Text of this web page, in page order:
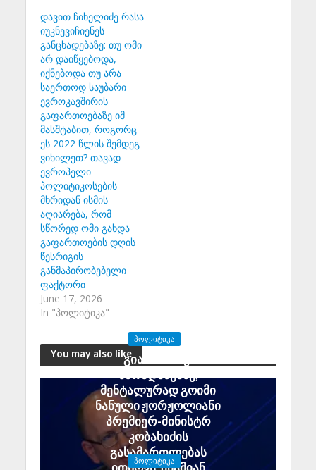
დავით ჩიხელიძე რასა
იუკნევიჩიენეს
განცხადებაზე: თუ ომი
არ დაიწყებოდა,
იქნებოდა თუ არა
საერთოდ საუბარი
ევროკავშირის
გაფართოებაზე იმ
მასშტაბით, როგორც
ეს 2022 წლის შემდეგ
ვიხილეთ? თავად
ევროპელი
პოლიტიკოსების
მხრიდან ისმის
აღიარება, რომ
სწორედ ომი გახდა
გაფართოების დღის
წესრიგის
განმაპირობებელი
ფაქტორი
June 17, 2026
In "პოლიტიკა"
You may also like
ᲞᲝᲚᲘᲢᲘᲙᲐ
გია აბაშიძე:
მენტალურად გოიმი
ნანული ჟორჟოლიანი
პრემიერ-მინისტრ
კობახიძის
გასამართლებას
ᲞᲝᲚᲘᲢᲘᲙᲐ